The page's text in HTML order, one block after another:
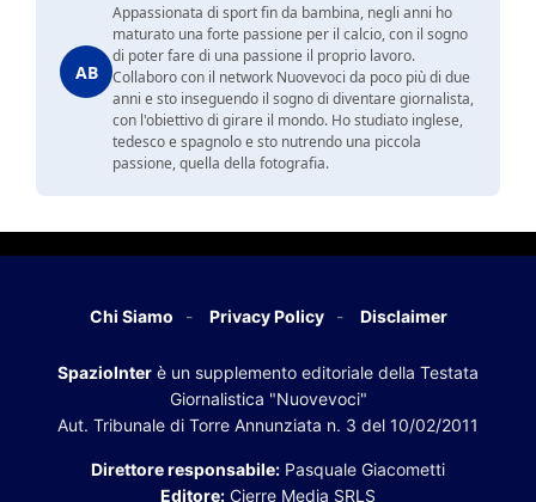
AB
Appassionata di sport fin da bambina, negli anni ho
maturato una forte passione per il calcio, con il sogno
di poter fare di una passione il proprio lavoro.
Collaboro con il network Nuovevoci da poco più di due
anni e sto inseguendo il sogno di diventare giornalista,
con l'obiettivo di girare il mondo. Ho studiato inglese,
tedesco e spagnolo e sto nutrendo una piccola
passione, quella della fotografia.
Chi Siamo Privacy Policy Disclaimer
SpazioInter è un supplemento editoriale della Testata
Giornalistica "Nuovevoci"
Aut. Tribunale di Torre Annunziata n. 3 del 10/02/2011
Direttore responsabile: Pasquale Giacometti
Editore: Cierre Media SRLS